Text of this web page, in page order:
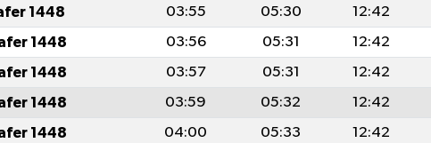
1448 03:55 05:30 12:42
1448 03:56 05:31 12:42
1448 03:57 05:31 12:42
1448 03:59 05:32 12:42
1448 04:00 05:33 12:42